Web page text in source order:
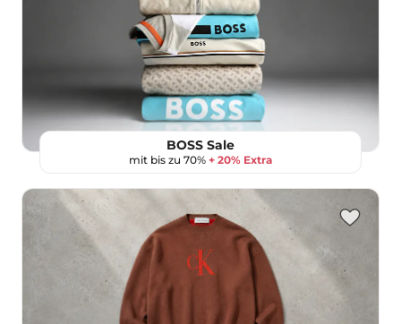
BOSS Sale
mit bis zu 70% + 20% Extra